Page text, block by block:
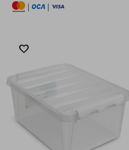
|
|